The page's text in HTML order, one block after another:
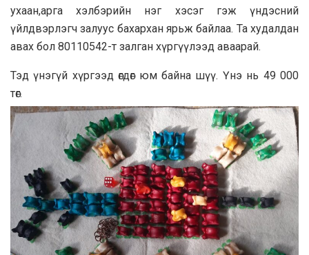
ухаан,арга хэлбэрийн нэг хэсэг гэж үндэсний
үйлдвэрлэгч залуус бахархан ярьж байлаа. Та худалдан
авах бол 80110542-т залган хүргүүлээд аваарай.
Тэд үнэгүй хүргээд өгдөг юм байна шүү. Үнэ нь 49 000
төг.